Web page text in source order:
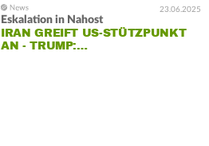
23.06.2025
Eskalation in Nahost
IRAN GREIFT US-STÜTZPUNKT
AN - TRUMP:…